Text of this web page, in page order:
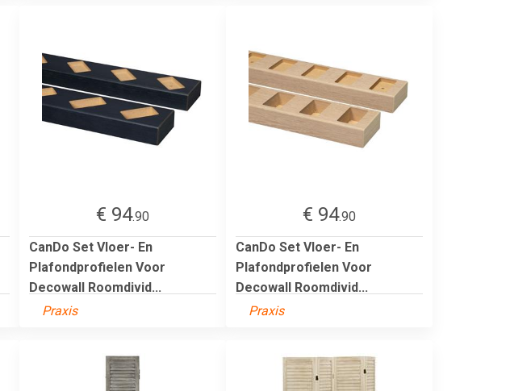
€ 94.90
CanDo Set Vloer- En
Plafondprofielen Voor
Decowall Roomdivid...
Praxis
€ 94.90
CanDo Set Vloer- En
Plafondprofielen Voor
Decowall Roomdivid...
Praxis